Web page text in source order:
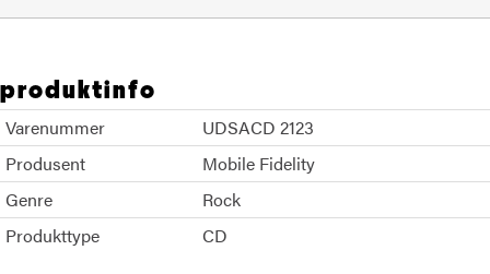
produktinfo
Varenummer
UDSACD 2123
Produsent
Mobile Fidelity
Genre
Rock
Produkttype
CD